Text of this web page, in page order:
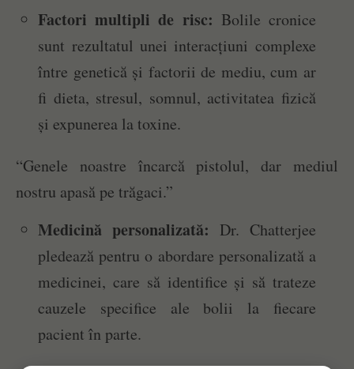
Factori multipli de risc: Bolile cronice
sunt rezultatul unei interacțiuni complexe
între genetică și factorii de mediu, cum ar
fi dieta, stresul, somnul, activitatea fizică
și expunerea la toxine.
“Genele noastre încarcă pistolul, dar mediul
nostru apasă pe trăgaci.”
Medicină personalizată: Dr. Chatterjee
pledează pentru o abordare personalizată a
medicinei, care să identifice și să trateze
cauzele specifice ale bolii la fiecare
pacient în parte.